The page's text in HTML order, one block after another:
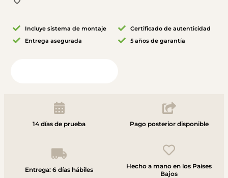
Incluye sistema de montaje
Entrega asegurada
Certificado de autenticidad
5 años de garantía
14 días de prueba Pago posterior disponible
Entrega: 6 días hábiles
Hecho a mano en los Países
Bajos